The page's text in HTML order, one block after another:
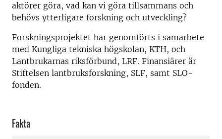
aktörer göra, vad kan vi göra tillsammans och
behövs ytterligare forskning och utveckling?
Forskningsprojektet har genomförts i samarbete
med Kungliga tekniska högskolan, KTH, och
Lantbrukarnas riksförbund, LRF. Finansiärer är
Stiftelsen lantbruksforskning, SLF, samt SLO-
fonden.
Fakta